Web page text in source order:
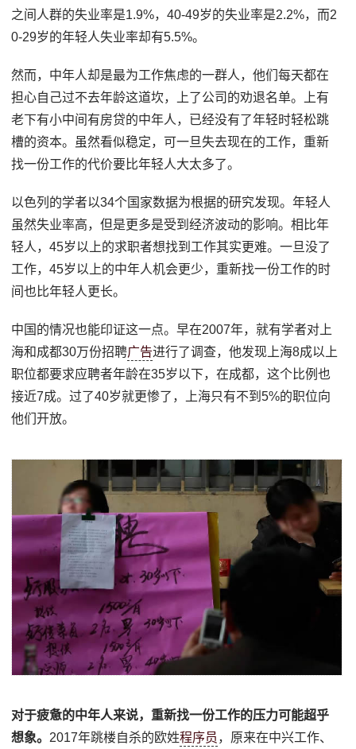
之间人群的失业率是1.9%，40-49岁的失业率是2.2%，而2
0-29岁的年轻人失业率却有5.5%。
然而，中年人却是最为工作焦虑的一群人，他们每天都在
担心自己过不去年龄这道坎，上了公司的劝退名单。上有
老下有小中间有房贷的中年人，已经没有了年轻时轻松跳
槽的资本。虽然看似稳定，可一旦失去现在的工作，重新
找一份工作的代价要比年轻人大太多了。
以色列的学者以34个国家数据为根据的研究发现。年轻人
虽然失业率高，但是更多是受到经济波动的影响。相比年
轻人，45岁以上的求职者想找到工作其实更难。一旦没了
工作，45岁以上的中年人机会更少，重新找一份工作的时
间也比年轻人更长。
中国的情况也能印证这一点。早在2007年，就有学者对上
海和成都30万份招聘广告进行了调查，他发现上海8成以上
职位都要求应聘者年龄在35岁以下，在成都，这个比例也
接近7成。过了40岁就更惨了，上海只有不到5%的职位向
他们开放。
对于疲惫的中年人来说，重新找一份工作的压力可能超乎
想象。2017年跳楼自杀的欧姓程序员 ，原来在中兴工作、